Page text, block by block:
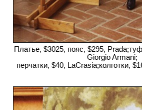
Платье, $3025, пояс, $295,
Giorgio Armani;
перчатки, $40, LaCrasia;колготки,